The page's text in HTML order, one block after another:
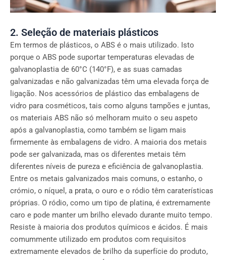
2. Seleção de materiais plásticos
Em termos de plásticos, o ABS é o mais utilizado. Isto
porque o ABS pode suportar temperaturas elevadas de
galvanoplastia de 60°C (140°F), e as suas camadas
galvanizadas e não galvanizadas têm uma elevada força de
ligação. Nos acessórios de plástico das embalagens de
vidro para cosméticos, tais como alguns tampões e juntas,
os materiais ABS não só melhoram muito o seu aspeto
após a galvanoplastia, como também se ligam mais
firmemente às embalagens de vidro. A maioria dos metais
pode ser galvanizada, mas os diferentes metais têm
diferentes níveis de pureza e eficiência de galvanoplastia.
Entre os metais galvanizados mais comuns, o estanho, o
crómio, o níquel, a prata, o ouro e o ródio têm caraterísticas
próprias. O ródio, como um tipo de platina, é extremamente
caro e pode manter um brilho elevado durante muito tempo.
Resiste à maioria dos produtos químicos e ácidos. É mais
comummente utilizado em produtos com requisitos
extremamente elevados de brilho da superfície do produto,